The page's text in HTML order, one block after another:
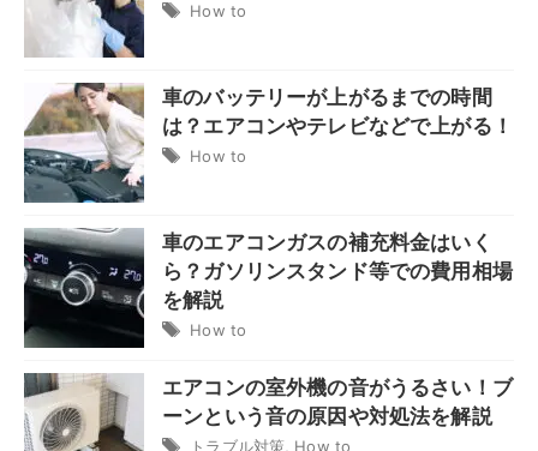
How to
車のバッテリーが上がるまでの時間
は？エアコンやテレビなどで上がる！
How to
車のエアコンガスの補充料金はいく
ら？ガソリンスタンド等での費用相場
を解説
How to
エアコンの室外機の音がうるさい！ブ
ーンという音の原因や対処法を解説
トラブル対策 How to